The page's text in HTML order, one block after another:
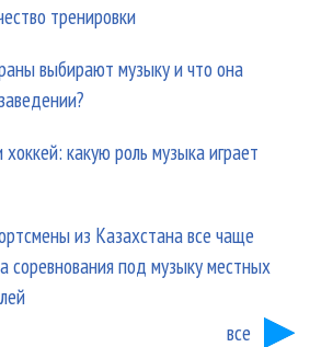
тренировки
выбирают музыку и что она
хоккей: какую роль музыка играет
из Казахстана все чаще
соревнования под музыку местных
все